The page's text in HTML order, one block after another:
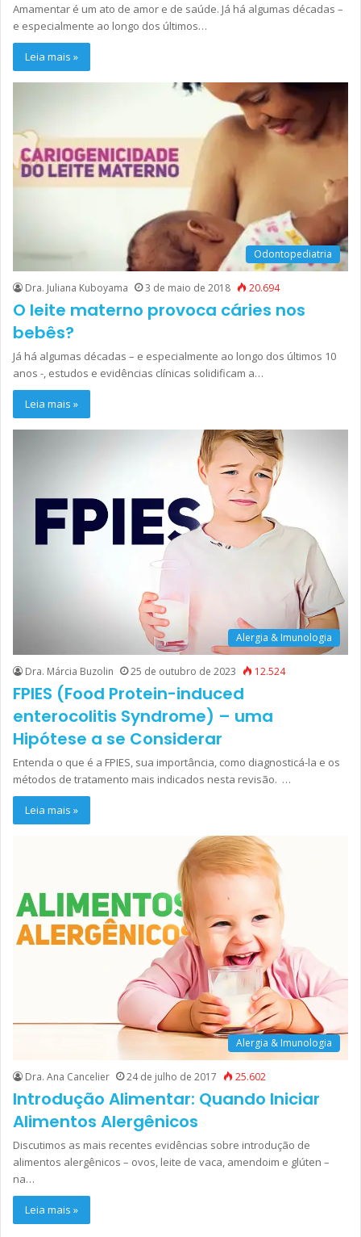
Amamentar é um ato de amor e de saúde. Já há algumas décadas –
e especialmente ao longo dos últimos…
Leia mais »
Odontopediatria
Dra. Juliana Kuboyama 3 de maio de 2018 20.694
O leite materno provoca cáries nos
bebês?
Já há algumas décadas – e especialmente ao longo dos últimos 10
anos -, estudos e evidências clínicas solidificam a…
Leia mais »
Alergia & Imunologia
Dra. Márcia Buzolin 25 de outubro de 2023 12.524
FPIES (Food Protein-induced
enterocolitis Syndrome) – uma
Hipótese a se Considerar
Entenda o que é a FPIES, sua importância, como diagnosticá-la e os
métodos de tratamento mais indicados nesta revisão. …
Leia mais »
Alergia & Imunologia
Dra. Ana Cancelier 24 de julho de 2017 25.602
Introdução Alimentar: Quando Iniciar
Alimentos Alergênicos
Discutimos as mais recentes evidências sobre introdução de
alimentos alergênicos – ovos, leite de vaca, amendoim e glúten –
na…
Leia mais »